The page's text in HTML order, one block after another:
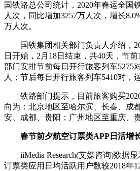
国铁路总公司统计，2020年春运全国
人次，同比增加3257万人次，增长
万人次。
国铁集团相关部门负责人介绍，
日开始，2月18日结束，共40天，节
部门安排节前每日开行旅客列车5275
人；节后每日开行旅客列车5410对，
铁路部门提示，目前旅客购买
向为：北京地区至哈尔滨、长春、成
安、成都、贵阳；广州地区至重庆、
春节前夕航空订票类APP日活增
iiMedia Research(艾媒咨询)数据显
订票类应用日均活跃用户数较2018年